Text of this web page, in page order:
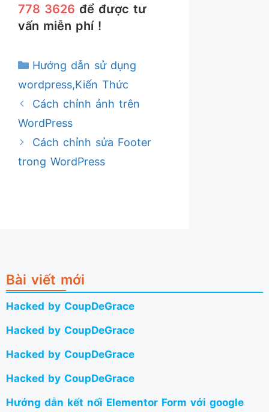
778 3626 để được tư
vấn miễn phí !
Danh
mục
Hướng dẫn sử dụng
wordpress,Kiến Thức
Cách chỉnh ảnh trên
WordPress
Cách chỉnh sửa Footer
trong WordPress
Bài viết mới
Hacked by CoupDeGrace
Hacked by CoupDeGrace
Hacked by CoupDeGrace
Hacked by CoupDeGrace
Hướng dẫn kết nối Elementor Form với google